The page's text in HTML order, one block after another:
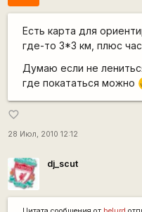
Есть карта для
где-то 3*3 км, плюс
Думаю если не
где покататься можно
favorite_border
28 Июл, 2010 12:12
dj_scut